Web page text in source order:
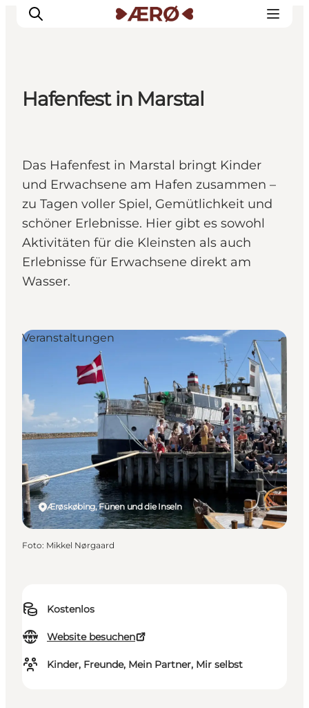
Erleben
Veranstaltungen
Reiseplanung
Hafenfest in Marstal
Das Hafenfest in Marstal bringt Kinder
und Erwachsene am Hafen zusammen –
zu Tagen voller Spiel, Gemütlichkeit und
schöner Erlebnisse. Hier gibt es sowohl
Aktivitäten für die Kleinsten als auch
Erlebnisse für Erwachsene direkt am
Wasser.
Kostenlos
Website besuchen
Kinder, Freunde, Mein Partner, Mir selbst
Ærøskøbing, Fünen und die Inseln
Veranstaltungen
Foto: Mikkel Nørgaard